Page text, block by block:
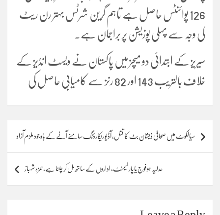
126 پوائنٹس حاصل ہے تاہم گرین شرٹس بہتر رن ریٹ
کی وجہ سے پہلی پوزیشن پر براجمان ہے۔
سیریز کے ابتدائی دو میچز میں پاکستان نے ویسٹ انڈیز کے
خلاف بالتریب 143 اور 82 رنز سے کامیابی حاصل کی
navigation
سیالکوٹ میں صحافی ذیشان بٹ کا قتل، آڈیو ریکارڈنگ سامنے آنے کے باوجود ملزم آزاد
عدلیہ ہو فوج یا پارلیمنٹ، اداروں کے ساتھ مل کر چلنا ہے،حمزہ شہباز